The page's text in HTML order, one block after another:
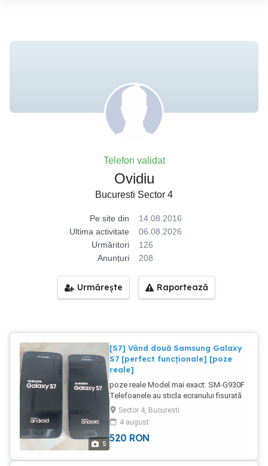
Telefon validat
Ovidiu
Bucuresti Sector 4
Pe site din
14.08.2016
Ultima activitate
06.08.2026
Urmăritori
126
Anunțuri
208
Urmărește Raportează
5
[S7] Vând două Samsung Galaxy
S7 [perfect funcționale] [poze
reale]
poze reale Model mai exact: SM-G930F
Telefoanele au sticla ecranului fisurată
mai mult sau mai puțin (pe spate sunt
ok) Touchul nu este afectat și ia
comenzi pe toată aria ecranului
Displayul nu prezintă pixeli morți,
perfect Sunt libere de rețea Rulează
Sector 4, Bucuresti
4 august
520 RON